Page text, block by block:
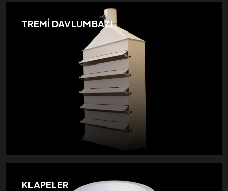
TREMİ DAVLUMBAZI
KLAPELER